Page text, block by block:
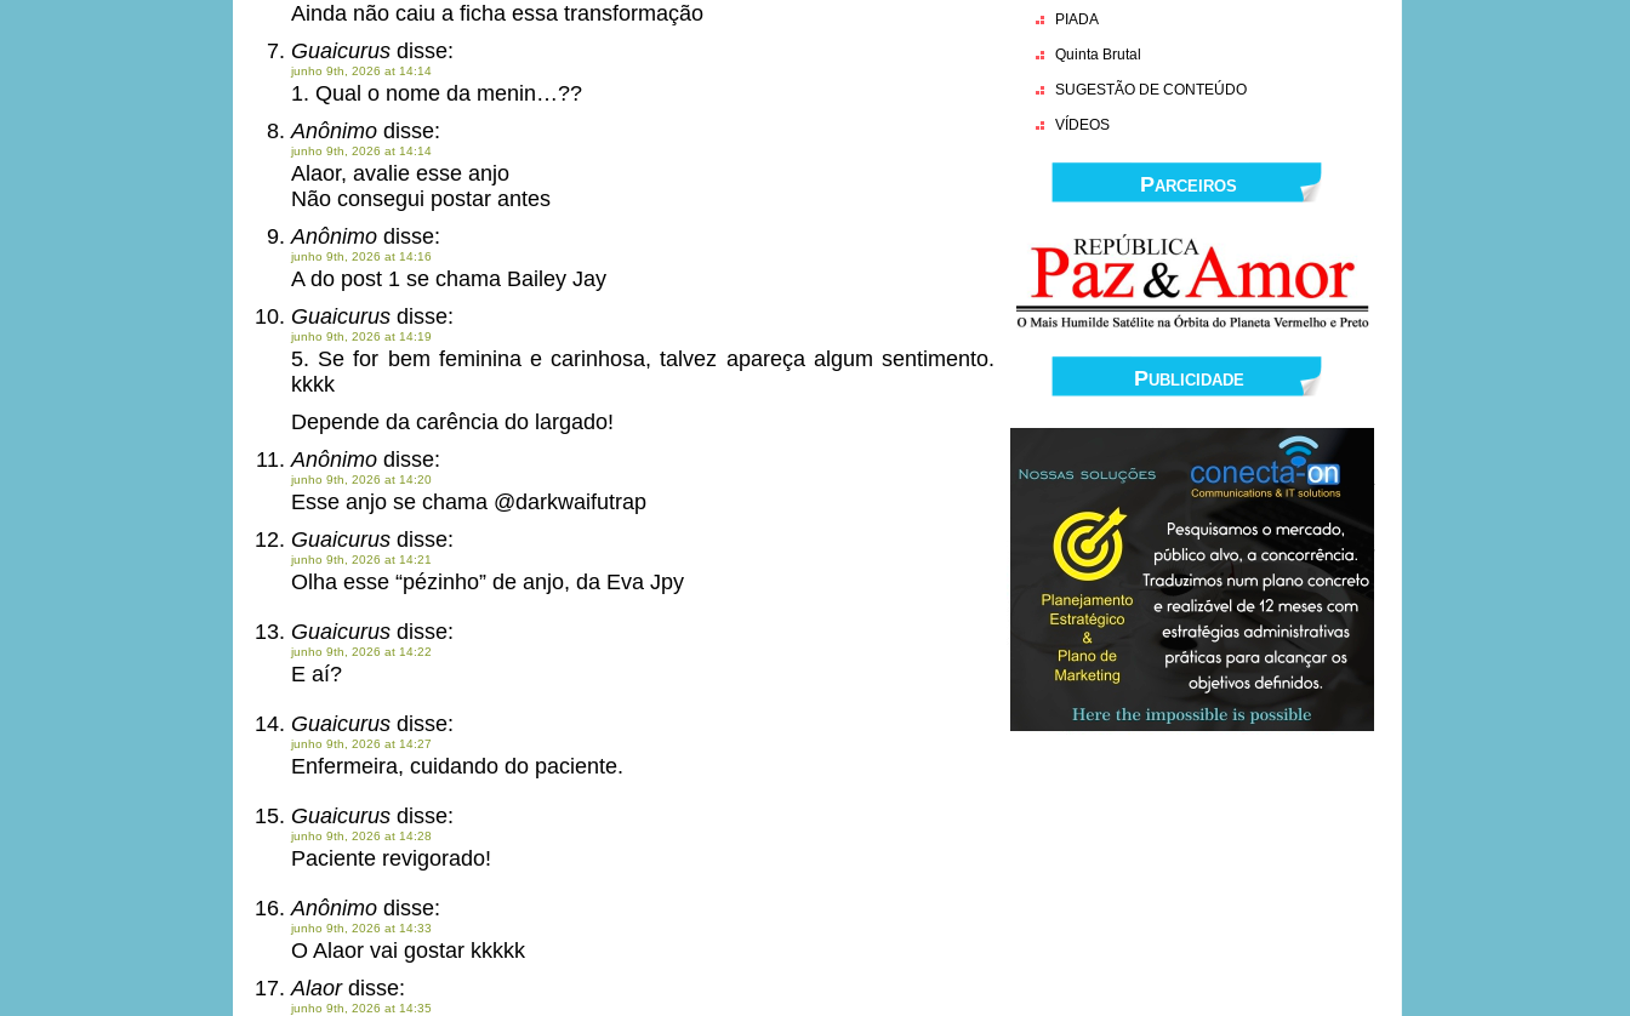
Ainda não caiu a ficha essa transformação
Guaicurus disse:
junho 9th, 2026 at 14:14
1. Qual o nome da menin…??
Anônimo disse:
junho 9th, 2026 at 14:14
Alaor, avalie esse anjo
Não consegui postar antes
Anônimo disse:
junho 9th, 2026 at 14:16
A do post 1 se chama Bailey Jay
Guaicurus disse:
junho 9th, 2026 at 14:19
5. Se for bem feminina e carinhosa, talvez apareça algum sentimento.
kkkk
Depende da carência do largado!
Anônimo disse:
junho 9th, 2026 at 14:20
Esse anjo se chama @darkwaifutrap
Guaicurus disse:
junho 9th, 2026 at 14:21
Olha esse “pézinho” de anjo, da Eva Jpy
Guaicurus disse:
junho 9th, 2026 at 14:22
E aí?
Guaicurus disse:
junho 9th, 2026 at 14:27
Enfermeira, cuidando do paciente.
Guaicurus disse:
junho 9th, 2026 at 14:28
Paciente revigorado!
Anônimo disse:
junho 9th, 2026 at 14:33
O Alaor vai gostar kkkkk
Alaordisse:
junho 9th, 2026 at 14:35
PIADA
Quinta Brutal
SUGESTÃO DE CONTEÚDO
VÍDEOS
Parceiros
Publicidade